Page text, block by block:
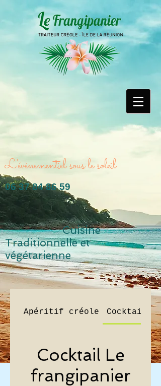
L'évènementiel sous le soleil
06 37 84 86 59
Cuisine
Traditionnelle et
végétarienne
Apéritif créole Cocktail
Cocktail Le
frangipanier